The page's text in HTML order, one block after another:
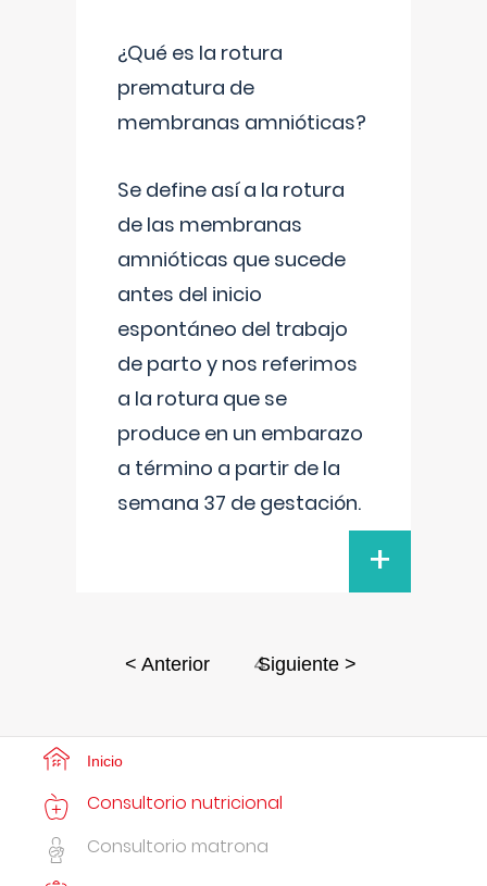
¿Qué es la rotura
prematura de
membranas amnióticas?
Se define así a la rotura
de las membranas
amnióticas que sucede
antes del inicio
espontáneo del trabajo
de parto y nos referimos
a la rotura que se
produce en un embarazo
a término a partir de la
semana 37 de gestación.
+
< Anterior 4
Siguiente >
Inicio
Consultorio nutricional
Consultorio matrona